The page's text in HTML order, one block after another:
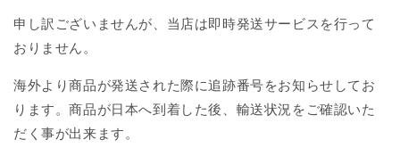
申し訳ございませんが、当店は即時発送サービスを行って
おりません。
海外より商品が発送された際に追跡番号をお知らせしてお
ります。商品が日本へ到着した後、輸送状況をご確認いた
だく事が出来ます。